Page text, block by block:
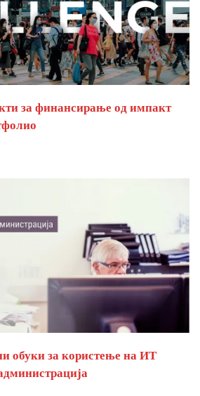
за финансирање од импакт
обуки за користење на ИТ